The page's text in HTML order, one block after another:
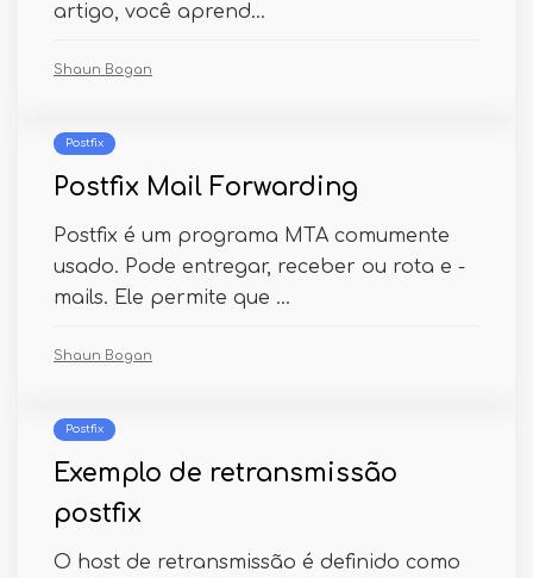
artigo, você aprend...
Shaun Bogan
Postfix
Postfix Mail Forwarding
Postfix é um programa MTA comumente
usado. Pode entregar, receber ou rota e -
mails. Ele permite que ...
Shaun Bogan
Postfix
Exemplo de retransmissão
postfix
O host de retransmissão é definido como